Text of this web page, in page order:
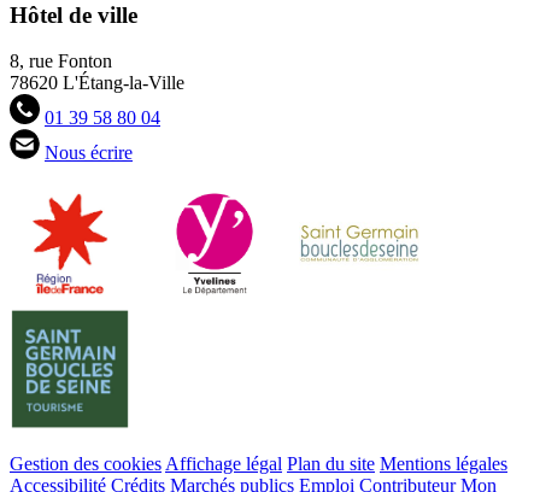
Hôtel de ville
8, rue Fonton
78620 L'Étang-la-Ville
01 39 58 80 04
Nous écrire
Gestion des cookies Affichage légal Plan du site Mentions légales
Accessibilité Crédits Marchés publics Emploi Contributeur Mon